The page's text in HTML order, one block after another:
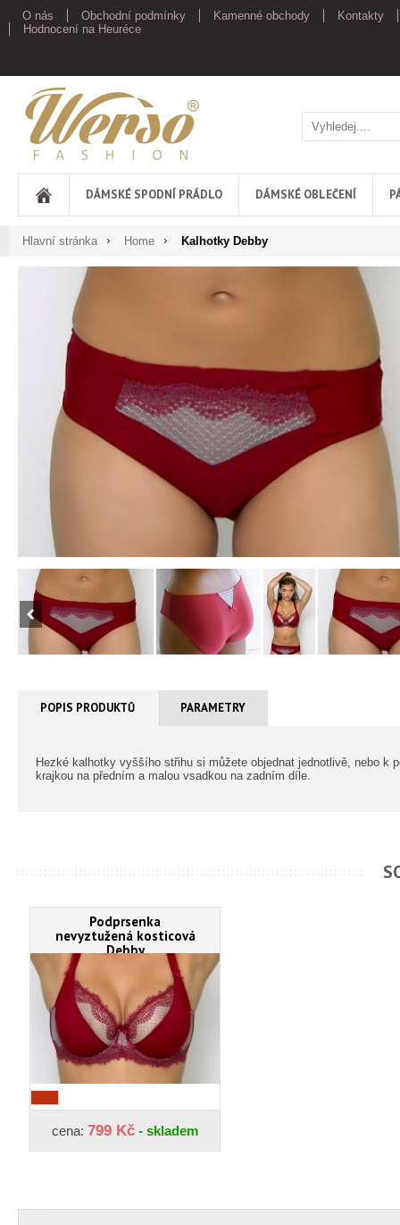
O nás Obchodní podmínky Kamenné obchody
Kontakty
Hodnocení na Heuréce
Werso
DÁMSKÉ SPODNÍ PRÁDLO DÁMSKÉ OBLEČENÍ
Hlavní stránka Home Kalhotky Debby
POPIS PRODUKTŮ PARAMETRY
Hezké kalhotky vyššího střihu si můžete objednat jednotlivě, nebo k
krajkou na předním a malou vsadkou na zadním díle.
Podprsenka
nevyztužená kosticová
Debby
cena: 799 Kč - skladem